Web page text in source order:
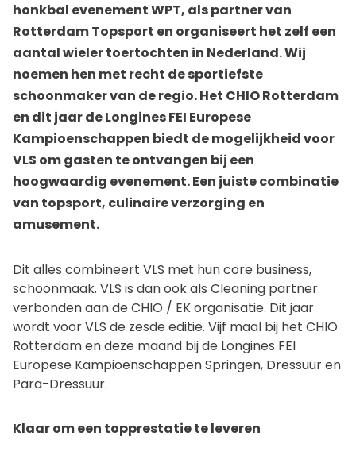
honkbal evenement WPT, als partner van
Rotterdam Topsport en organiseert het zelf een
aantal wieler toertochten in Nederland. Wij
noemen hen met recht de sportiefste
schoonmaker van de regio. Het CHIO Rotterdam
en dit jaar de Longines FEI Europese
Kampioenschappen biedt de mogelijkheid voor
VLS om gasten te ontvangen bij een
hoogwaardig evenement. Een juiste combinatie
van topsport, culinaire verzorging en
amusement.
Dit alles combineert VLS met hun core business,
schoonmaak. VLS is dan ook als Cleaning partner
verbonden aan de CHIO / EK organisatie. Dit jaar
wordt voor VLS de zesde editie. Vijf maal bij het CHIO
Rotterdam en deze maand bij de Longines FEI
Europese Kampioenschappen Springen, Dressuur en
Para-Dressuur.
Klaar om een topprestatie te leveren